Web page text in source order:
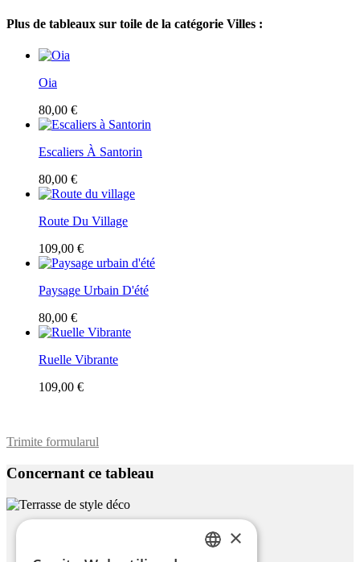
Plus de tableaux sur toile de la catégorie Villes :
Oia
80,00 €
Escaliers À Santorin
80,00 €
Route Du Village
109,00 €
Paysage Urbain D'été
80,00 €
Ruelle Vibrante
109,00 €
Trimite formularul
Concernant ce tableau
Terrasse De Style Déco
×